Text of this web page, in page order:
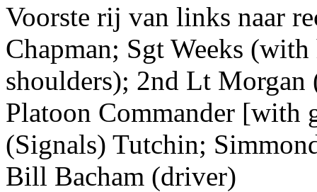
Voorste rij van links naar
Chapman; Sgt Weeks
shoulders); 2nd Lt
Platoon Commander [with
(Signals) Tutchin;
Bill Bacham (driver)